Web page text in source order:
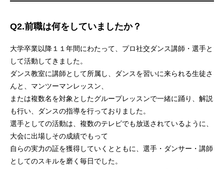
Q2.前職は何をしていましたか？
大学卒業以降１１年間にわたって、プロ社交ダンス講師・選手と
して活動してきました。
ダンス教室に講師として所属し、ダンスを習いに来られる生徒さ
んと、マンツーマンレッスン、
または複数名を対象としたグループレッスンで一緒に踊り、解説
も行い、ダンスの指導を行っておりました。
選手としての活動は、複数のテレビでも放送されているように、
大会に出場しその成績でもって
自らの実力の証を獲得していくとともに、選手・ダンサー・講師
としてのスキルを磨く毎日でした。